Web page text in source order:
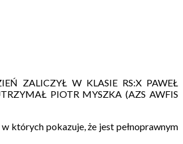
ZALICZYŁ W KLASIE RS:X PAWEŁ
PIOTR MYSZKA (AZS AWFIS
których pokazuje, że jest pełnoprawnym